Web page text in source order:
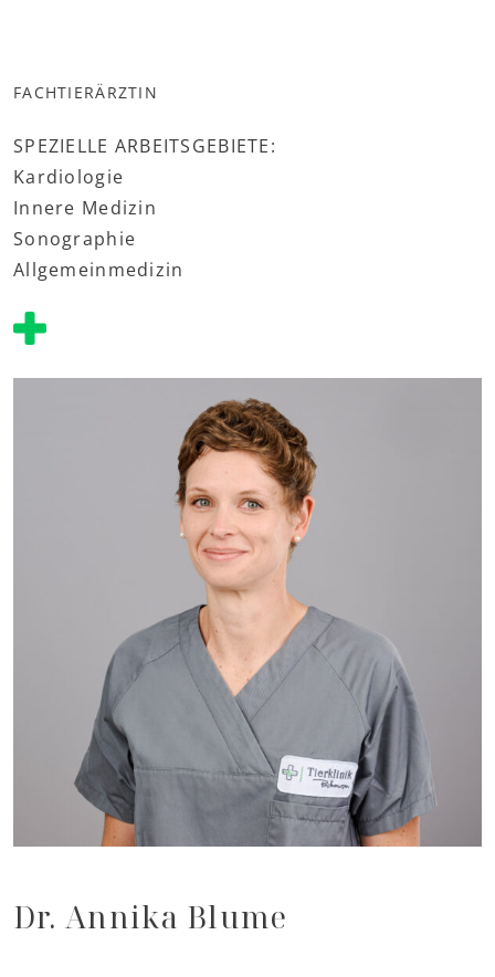
FACHTIERÄRZTIN
SPEZIELLE ARBEITSGEBIETE:
Kardiologie
Innere Medizin
Sonographie
Allgemeinmedizin
Dr. Annika Blume